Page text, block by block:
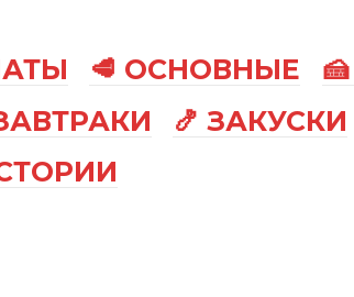
🥩 ОСНОВНЫЕ
🍤 ЗАКУСКИ